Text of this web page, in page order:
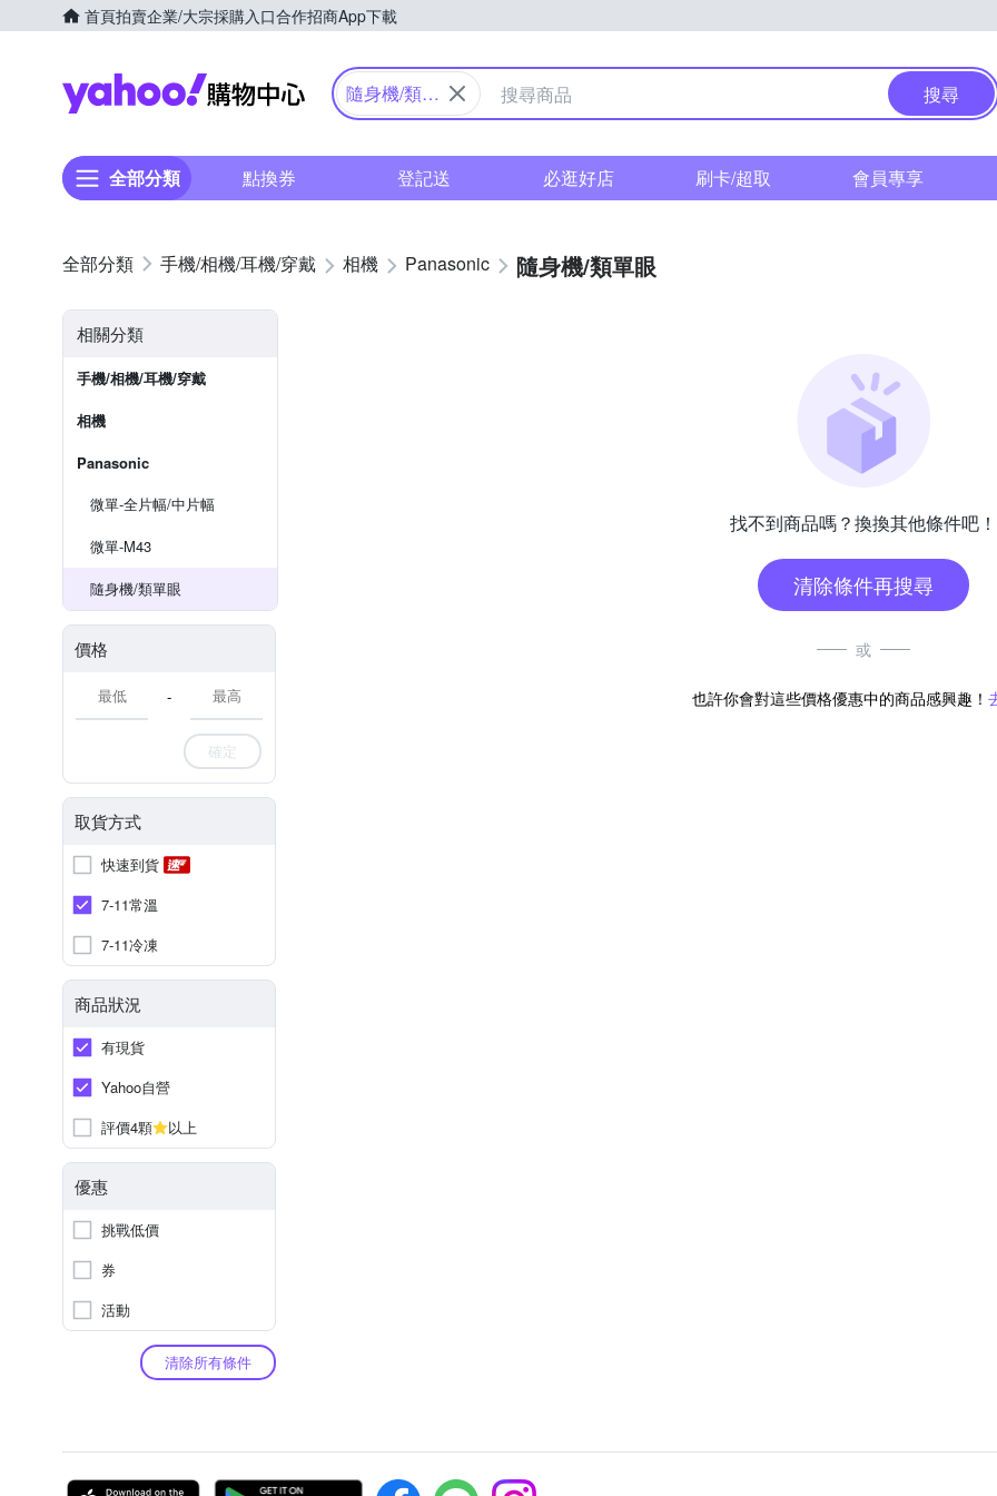
首頁拍賣企業/大宗採購入口合作招商App下載
Yahoo購物中心
隨身機/類單
搜尋
全部分類 點換券 登記送 必逛好店 刷卡/超取 會員專享
手機/相機/耳機/穿戴 相機 Panasonic 隨身機/類單眼
相關分類
手機/相機/耳機/穿戴
相機
Panasonic
微單-全片幅/中片幅
微單-M43
隨身機/類單眼
價格
-
確定
取貨方式
快速到貨
7-11常溫
7-11冷凍
商品狀況
有現貨
Yahoo自營
評價4顆
以上
優惠
挑戰低價
券
活動
清除所有條件
找不到商品嗎？換換其他條件吧！
清除條件再搜尋
或
也許你會對這些價格優惠中的商品感興趣！